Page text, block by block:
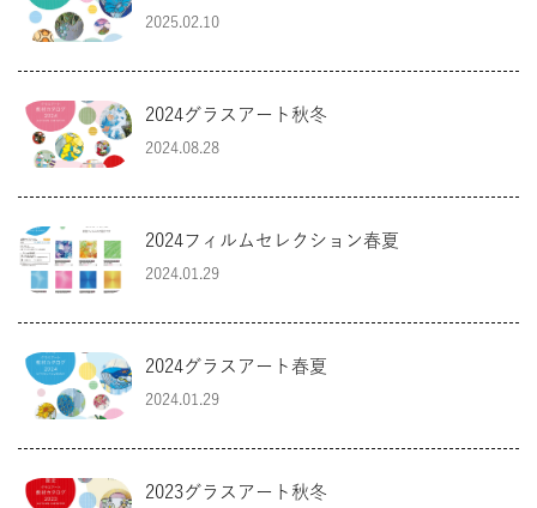
2025.02.10
2024グラスアート秋冬
2024.08.28
2024フィルムセレクション春夏
2024.01.29
2024グラスアート春夏
2024.01.29
2023グラスアート秋冬